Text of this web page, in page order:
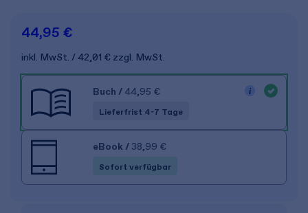
44,95 €
inkl. MwSt. 42,01 € zzgl. MwSt.
Buch / 44,95 €
Lieferfrist 4-7 Tage
eBook / 38,99 €
Sofort verfügbar